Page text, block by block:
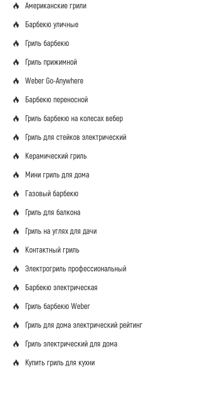
Американские грили
Барбекю уличные
Гриль барбекю
Гриль прижимной
Weber Go-Anywhere
Барбекю переносной
Гриль барбекю на колесах вебер
Гриль для стейков электрический
Керамический гриль
Мини гриль для дома
Газовый барбекю
Гриль для балкона
Гриль на углях для дачи
Контактный гриль
Электрогриль профессиональный
Барбекю электрическая
Гриль барбекю Weber
Гриль для дома электрический рейтинг
Гриль электрический для дома
Купить гриль для кухни